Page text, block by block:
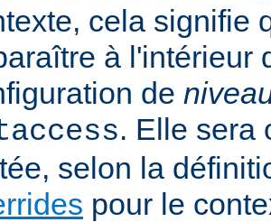
cela signifie
à l'intérieur
de
. Elle sera
selon la
pour le